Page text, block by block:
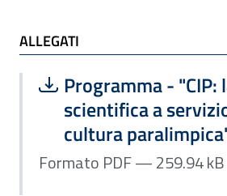
ALLEGATI
ALLEGATI
Scarica file:
Programma - "CIP:
scientifica a
cultura
Formato PDF —
Formato PDF — 259.94 kB